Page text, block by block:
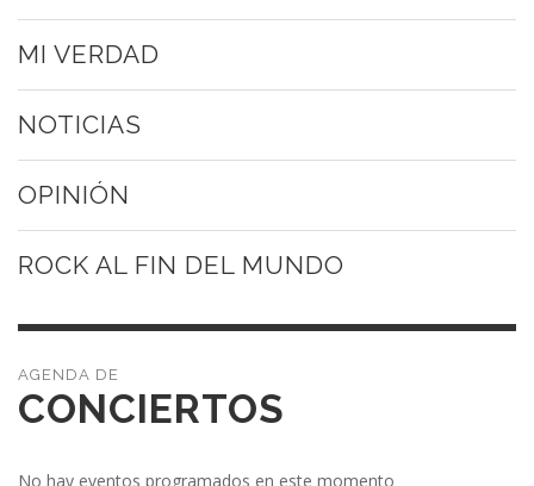
MI VERDAD
NOTICIAS
OPINIÓN
ROCK AL FIN DEL MUNDO
CONCIERTOS
No hay eventos programados en este momento